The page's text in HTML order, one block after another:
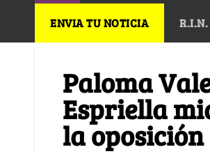
ENVIA TU NOTICIA R.I.N.
Paloma
Espriella
la oposición